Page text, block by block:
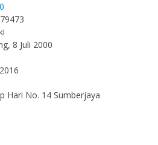
8 Juli 2000
Hari No. 14 Sumberjaya